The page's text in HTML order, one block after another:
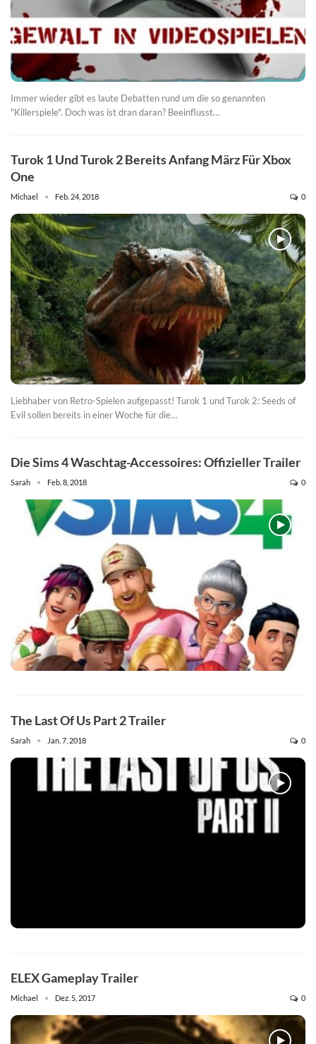
Immer wieder gibt es laute Debatten rund um die so genannten
"Killerspiele". Doch was ist dran daran? Beeinflusst…
Turok 1 Und Turok 2 Bereits Anfang März Für Xbox
One
Michael Feb. 24, 2018 0
Liebhaber von Retro-Spielen aufgepasst! Turok 1 und Turok 2: Seeds of
Evil sollen bereits in einer Woche für die…
Die Sims 4 Waschtag-Accessoires: Offizieller Trailer
Sarah Feb. 8, 2018 0
The Last Of Us Part 2 Trailer
Sarah Jan. 7, 2018 0
ELEX Gameplay Trailer
Michael Dez. 5, 2017 0